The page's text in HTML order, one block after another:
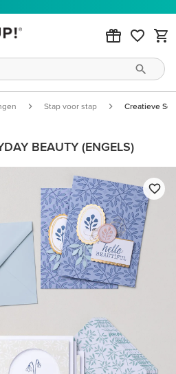
Stap voor stap Creatieve
BEAUTY (ENGELS)